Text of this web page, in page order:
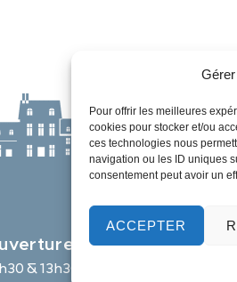
Pour offrir les meilleures
cookies pour stocker et/ou
ces technologies nous
navigation ou les ID uniques
consentement peut avoir un
ACCEPTER
& 13h30 à 18h00